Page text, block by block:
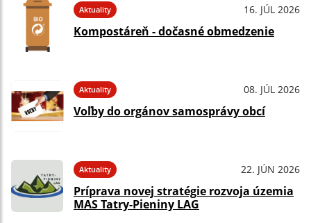
Aktuality 16. JÚL 2026
Kompostáreň - dočasné obmedzenie
Aktuality 08. JÚL 2026
Voľby do orgánov samosprávy obcí
Aktuality 22. JÚN 2026
Príprava novej stratégie rozvoja územia
MAS Tatry-Pieniny LAG